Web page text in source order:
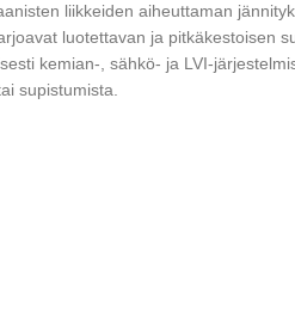
liikkeiden aiheuttaman
luotettavan ja pitkäkestoisen
kemian-, sähkö- ja LVI-
supistumista.